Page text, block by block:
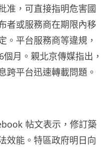
准，可直接指明危害國
者或服務商在期限內移
。平台服務商等違規，
月。親北京傳媒指出，
跨平台迅速轉載問題。
帖文表示，修訂築
效能。特區政府明日向